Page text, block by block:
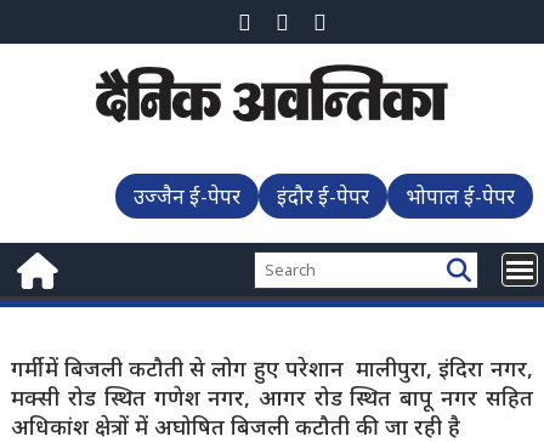
to
उज्जैन ई-पेपर इंदौर ई-पेपर भोपाल ई-पेपर
गर्मी में बिजली कटौती से लोग हुए परेशान मालीपुरा, इंदिरा नगर,
मक्सी रोड स्थित गणेश नगर, आगर रोड स्थित बापू नगर सहित
अधिकांश क्षेत्रों में अघोषित बिजली कटौती की जा रही है